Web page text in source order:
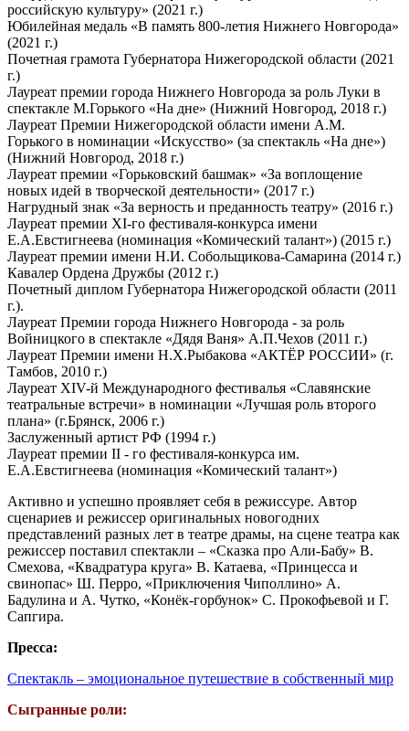
российскую культуру» (2021 г.)
Юбилейная медаль «В память 800-летия Нижнего Новгорода»
(2021 г.)
Почетная грамота Губернатора Нижегородской области (2021
г.)
Лауреат премии города Нижнего Новгорода за роль Луки в
спектакле М.Горького «На дне» (Нижний Новгород, 2018 г.)
Лауреат Премии Нижегородской области имени А.М.
Горького в номинации «Искусство» (за спектакль «На дне»)
(Нижний Новгород, 2018 г.)
Лауреат премии «Горьковский башмак» «За воплощение
новых идей в творческой деятельности» (2017 г.)
Нагрудный знак «За верность и преданность театру» (2016 г.)
Лауреат премии XI-го фестиваля-конкурса имени
Е.А.Евстигнеева (номинация «Комический талант») (2015 г.)
Лауреат премии имени Н.И. Собольщикова-Самарина (2014 г.)
Кавалер Ордена Дружбы (2012 г.)
Почетный диплом Губернатора Нижегородской области (2011
г.).
Лауреат Премии города Нижнего Новгорода - за роль
Войницкого в спектакле «Дядя Ваня» А.П.Чехов (2011 г.)
Лауреат Премии имени Н.Х.Рыбакова «АКТЁР РОССИИ» (г.
Тамбов, 2010 г.)
Лауреат XIV-й Международного фестивалья «Славянские
театральные встречи» в номинации «Лучшая роль второго
плана» (г.Брянск, 2006 г.)
Заслуженный артист РФ (1994 г.)
Лауреат премии II - го фестиваля-конкурса им.
Е.А.Евстигнеева (номинация «Комический талант»)
Активно и успешно проявляет себя в режиссуре. Автор
сценариев и режиссер оригинальных новогодних
представлений разных лет в театре драмы, на сцене театра как
режиссер поставил спектакли – «Сказка про Али-Бабу» В.
Смехова, «Квадратура круга» В. Катаева, «Принцесса и
свинопас» Ш. Перро, «Приключения Чиполлино» А.
Бадулина и А. Чутко, «Конёк-горбунок» С. Прокофьевой и Г.
Сапгира.
Пресса:
Спектакль – эмоциональное путешествие в собственный мир
Сыгранные роли: